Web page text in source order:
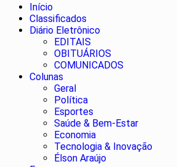
Início
Classificados
Diário Eletrônico
EDITAIS
OBITUÁRIOS
COMUNICADOS
Colunas
Geral
Política
Esportes
Saúde & Bem-Estar
Economia
Tecnologia & Inovação
Élson Araújo